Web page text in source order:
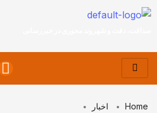
Home
اخبار